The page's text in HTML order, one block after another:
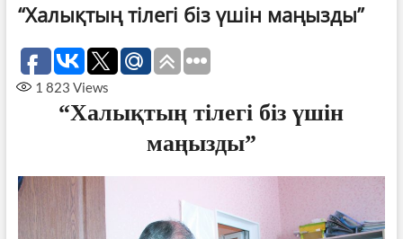
“Халықтың тілегі біз үшін маңызды”
1 823 Views
“Халықтың тілегі біз үшін
маңызды”